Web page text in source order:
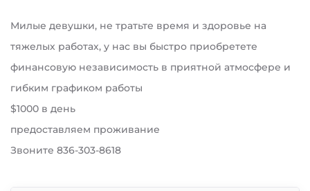
Милые девушки, не тратьте время и здоровье на
тяжелых работах, у нас вы быстро приобретете
финансовую независимость в приятной атмосфере и
гибким графиком работы
$1000 в день
предоставляем проживание
Звоните 836-303-8618